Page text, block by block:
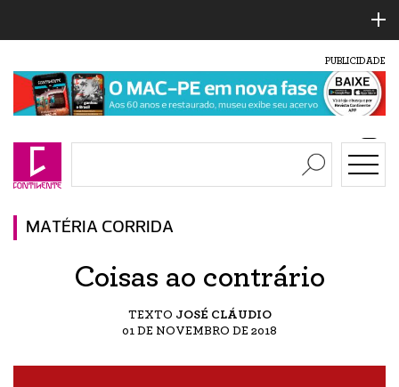
PUBLICIDADE
MATÉRIA CORRIDA
Coisas ao contrário
TEXTO JOSÉ CLÁUDIO
01 DE NOVEMBRO DE 2018